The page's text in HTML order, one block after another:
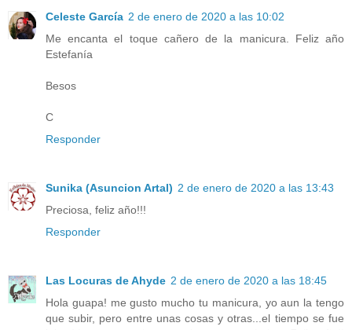
Celeste García 2 de enero de 2020 a las 10:02
Me encanta el toque cañero de la manicura. Feliz año
Estefanía
Besos
C
Responder
Sunika (Asuncion Artal) 2 de enero de 2020 a las 13:43
Preciosa, feliz año!!!
Responder
Las Locuras de Ahyde 2 de enero de 2020 a las 18:45
Hola guapa! me gusto mucho tu manicura, yo aun la tengo
que subir, pero entre unas cosas y otras...el tiempo se fue